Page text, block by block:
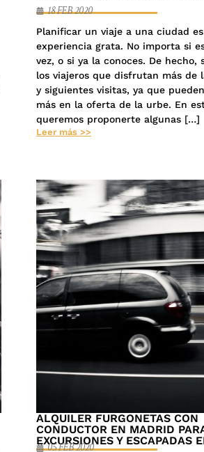
18 FEB 2020
Planificar un viaje a una ciudad
experiencia grata. No importa si
vez, o si ya la conoces. De hecho,
los viajeros que disfrutan más de
y siguientes visitas, ya que
más en la oferta de la urbe. En
queremos proponerte algunas […]
Leer más >>
ALQUILER FURGONETAS CON
CONDUCTOR EN MADRID
EXCURSIONES Y ESCAPADAS
05 FEB 2020